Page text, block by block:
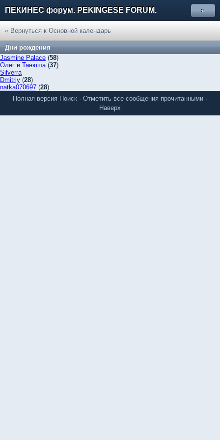
ПЕКИНЕС форум. PEKINGESE FORUM. »
« Вернуться к Основной календарь
Дни рождения
Jasmine Palace (58)
Олег и Танюша(37)
Silverra
Dmitriy (28)
natka070697 (28)
Полная версия Поиск · Отметить все сообщения прочитанными ·
Наверх